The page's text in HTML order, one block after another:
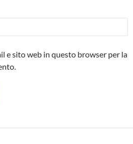
e sito web in questo browser per la